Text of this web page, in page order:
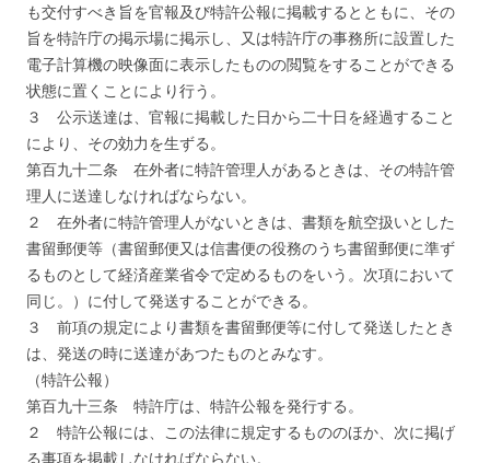
も交付すべき旨を官報及び特許公報に掲載するとともに、その
旨を特許庁の掲示場に掲示し、又は特許庁の事務所に設置した
電子計算機の映像面に表示したものの閲覧をすることができる
状態に置くことにより行う。
３ 公示送達は、官報に掲載した日から二十日を経過すること
により、その効力を生ずる。
第百九十二条 在外者に特許管理人があるときは、その特許管
理人に送達しなければならない。
２ 在外者に特許管理人がないときは、書類を航空扱いとした
書留郵便等（書留郵便又は信書便の役務のうち書留郵便に準ず
るものとして経済産業省令で定めるものをいう。次項において
同じ。）に付して発送することができる。
３ 前項の規定により書類を書留郵便等に付して発送したとき
は、発送の時に送達があつたものとみなす。
（特許公報）
第百九十三条 特許庁は、特許公報を発行する。
２ 特許公報には、この法律に規定するもののほか、次に掲げ
る事項を掲載しなければならない。